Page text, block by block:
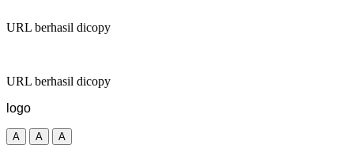
URL berhasil dicopy
URL berhasil dicopy
logo
A A A